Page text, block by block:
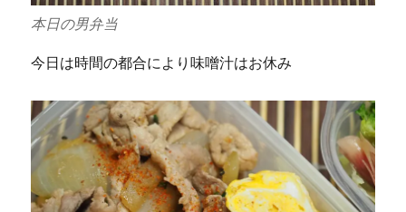
本日の男弁当
今日は時間の都合により味噌汁はお休み